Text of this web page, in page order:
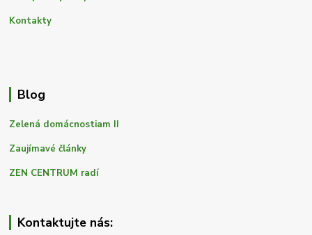
Kontakty
Blog
Zelená domácnostiam II
Zaujímavé články
ZEN CENTRUM radí
Kontaktujte nás: